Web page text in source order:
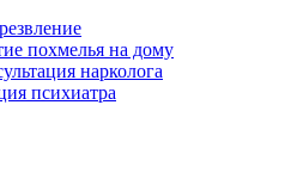
похмелья на дому
нарколога
психиатра